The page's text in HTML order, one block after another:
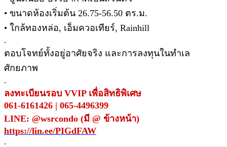
• ขนาดห้องเริ่มต้น 26.75-56.50 ตร.ม.
• ใกล้ทองหล่อ, เอ็มควอเทียร์, Rainhill
.
ตอบโจทย์ทั้งอยู่อาศัยจริง และการลงทุนในทำเล
ศักยภาพ
.
ลงทะเบียนรอบ VVIP เพื่อสิทธิพิเศษ
061-6161426 | 065-4496399
LINE: @wsrcondo (มี @ ข้างหน้า)
https://lin.ee/PIGdFAW
.